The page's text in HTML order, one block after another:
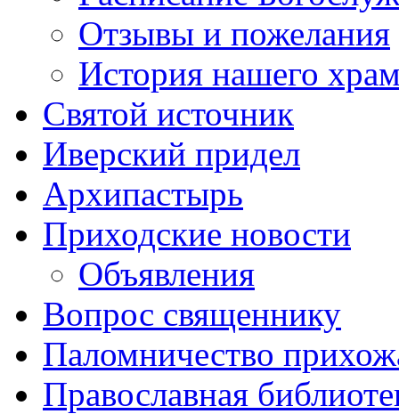
Отзывы и пожелания
История нашего
Святой источник
Иверский придел
Архипастырь
Приходские новости
Объявления
Вопрос священнику
Паломничество
Православная